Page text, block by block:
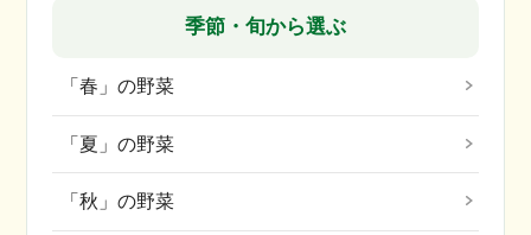
季節・旬から選ぶ
「春」の野菜
「夏」の野菜
「秋」の野菜